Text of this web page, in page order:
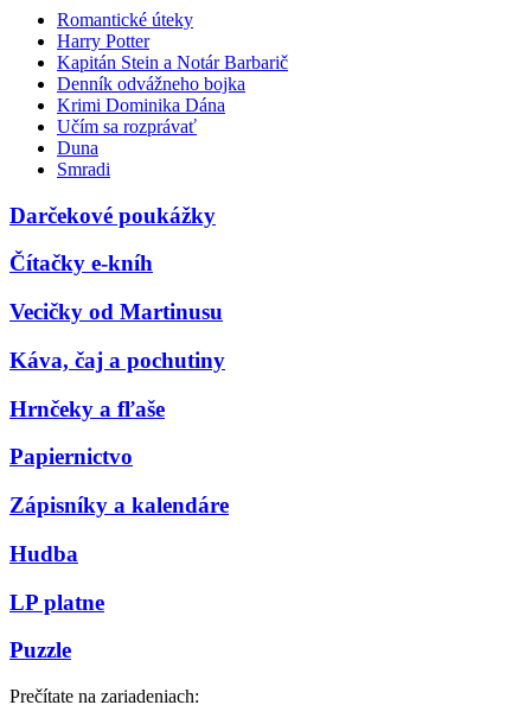
Romantické úteky
Harry Potter
Kapitán Stein a Notár Barbarič
Denník odvážneho bojka
Krimi Dominika Dána
Učím sa rozprávať
Duna
Smradi
Darčekové poukážky
Čítačky e-kníh
Vecičky od Martinusu
Káva, čaj a pochutiny
Hrnčeky a fľaše
Papiernictvo
Zápisníky a kalendáre
Hudba
LP platne
Puzzle
Prečítate na zariadeniach: